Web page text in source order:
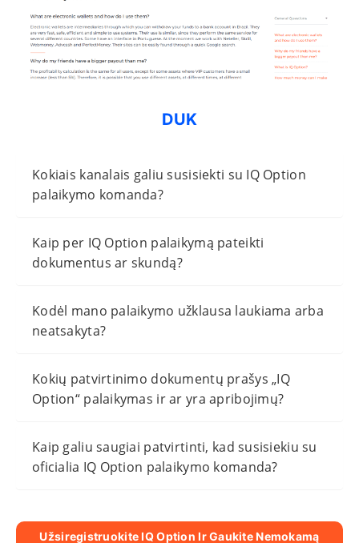
DUK
Kokiais kanalais galiu susisiekti su IQ Option
palaikymo komanda?
Kaip per IQ Option palaikymą pateikti
dokumentus ar skundą?
Kodėl mano palaikymo užklausa laukiama arba
neatsakyta?
Kokių patvirtinimo dokumentų prašys „IQ
Option“ palaikymas ir ar yra apribojimų?
Kaip galiu saugiai patvirtinti, kad susisiekiu su
oficialia IQ Option palaikymo komanda?
Užsiregistruokite IQ Option Ir Gaukite Nemokamą